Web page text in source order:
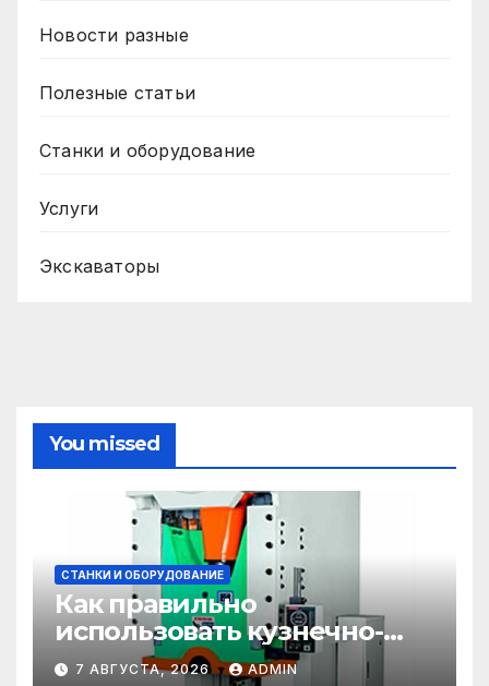
Новости разные
Полезные статьи
Станки и оборудование
Услуги
Экскаваторы
You missed
СТАНКИ И ОБОРУДОВАНИЕ
Как правильно
использовать кузнечно-
прессовое оборудование
7 АВГУСТА, 2026 ADMIN